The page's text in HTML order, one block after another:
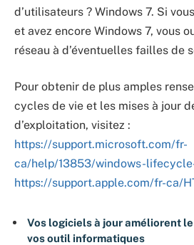
d’utilisateurs ? Windows 7. Si
et avez encore Windows 7, vous
réseau à d’éventuelles failles de
Pour obtenir de plus amples
cycles de vie et les mises à jour
d’exploitation, visitez :
https://support.microsoft.com/fr-
ca/help/13853/windows-
https://support.apple.com/fr-ca/
Vos logiciels à jour améliorent
vos outil informatiques